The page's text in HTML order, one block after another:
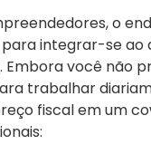
o
integrar-se ao
. Embora você não
trabalhar
fiscal em um